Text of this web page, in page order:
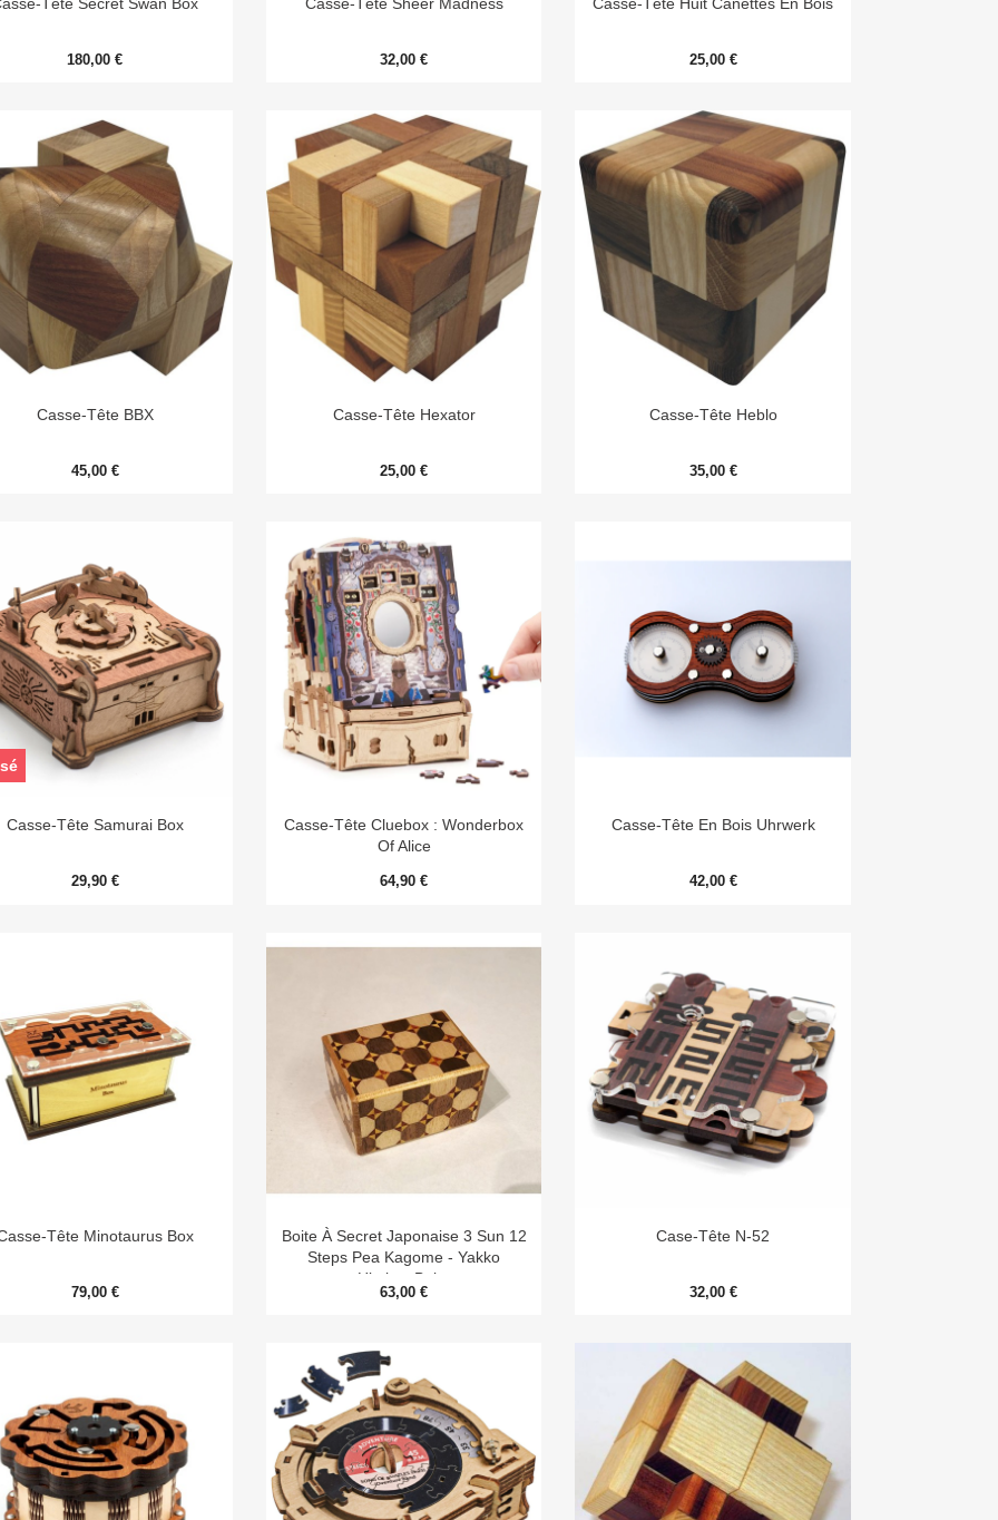
180,00 € 32,00 € 25,00 €
Aperçu rapide
Casse-Tête BBX
45,00 €
Aperçu rapide
Casse-Tête Hexator
25,00 €
Aperçu rapide
Casse-Tête Heblo
35,00 €
 Aperçu rapide
Casse-Tête Samurai Box
29,90 €
Aperçu rapide
Casse-Tête Cluebox : Wonderbox
Of Alice
64,90 €
Aperçu rapide
Casse-Tête En Bois Uhrwerk
42,00 €
Aperçu rapide
Tête Minotaurus Box
79,00 €
Aperçu rapide
Boite À Secret Japonaise 3 Sun 12
Steps Pea Kagome - Yakko
Himitsu Bako
63,00 €
Aperçu rapide
Case-Tête N-52
32,00 €